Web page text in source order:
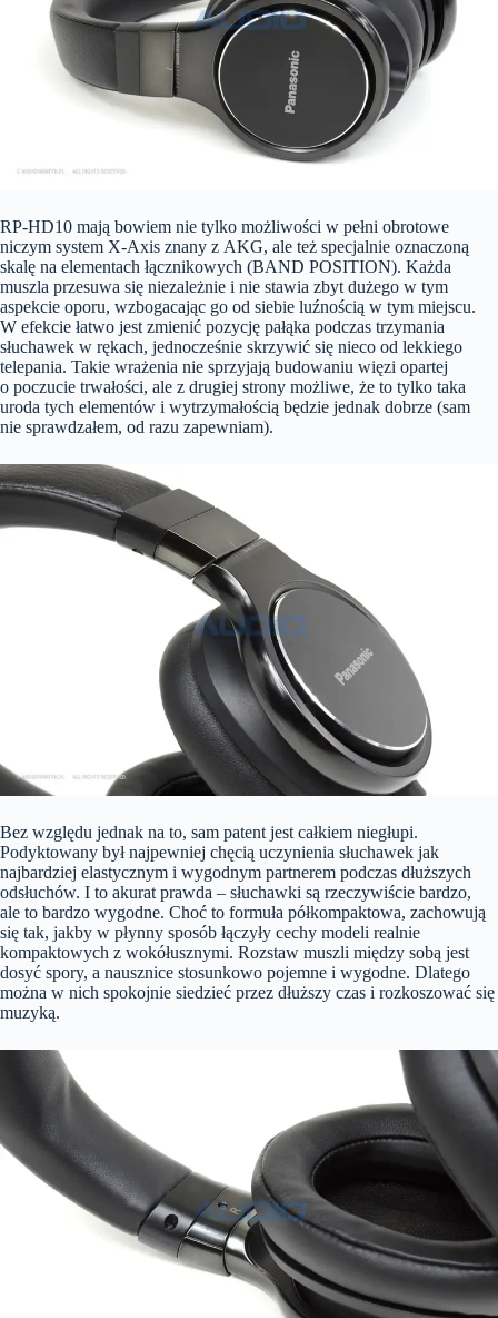
RP-HD10 mają bowiem nie tylko możliwości w pełni obrotowe
niczym system X-Axis znany z AKG, ale też specjalnie oznaczoną
skalę na elementach łącznikowych (BAND POSITION). Każda
muszla przesuwa się niezależnie i nie stawia zbyt dużego w tym
aspekcie oporu, wzbogacając go od siebie luźnością w tym miejscu.
W efekcie łatwo jest zmienić pozycję pałąka podczas trzymania
słuchawek w rękach, jednocześnie skrzywić się nieco od lekkiego
telepania. Takie wrażenia nie sprzyjają budowaniu więzi opartej
o poczucie trwałości, ale z drugiej strony możliwe, że to tylko taka
uroda tych elementów i wytrzymałością będzie jednak dobrze (sam
nie sprawdzałem, od razu zapewniam).
Bez względu jednak na to, sam patent jest całkiem niegłupi.
Podyktowany był najpewniej chęcią uczynienia słuchawek jak
najbardziej elastycznym i wygodnym partnerem podczas dłuższych
odsłuchów. I to akurat prawda – słuchawki są rzeczywiście bardzo,
ale to bardzo wygodne. Choć to formuła półkompaktowa, zachowują
się tak, jakby w płynny sposób łączyły cechy modeli realnie
kompaktowych z wokółusznymi. Rozstaw muszli między sobą jest
dosyć spory, a nausznice stosunkowo pojemne i wygodne. Dlatego
można w nich spokojnie siedzieć przez dłuższy czas i rozkoszować się
muzyką.